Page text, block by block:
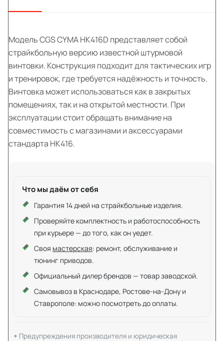
Модель CGS CYMA HK416D представляет собой
страйкбольную версию известной штурмовой
винтовки. Конструкция подходит для тактических игр
и тренировок, где требуется надёжность и точность.
Винтовка может использоваться как в закрытых
помещениях, так и на открытой местности. При
эксплуатации стоит обращать внимание на
совместимость с магазинами и аксессуарами
стандарта HK416.
Что мы даём от себя
Гарантия 14 дней на страйкбольные изделия.
Проверяйте комплектность и работоспособность
при курьере — до того, как он уедет.
Своя мастерская: ремонт, обслуживание и
тюнинг приводов.
Официальный дилер брендов — товар заводской.
Самовывоз в Краснодаре, Ростове-на-Дону и
Ставрополе: можно посмотреть до оплаты.
Предупреждения производителя и юридическая